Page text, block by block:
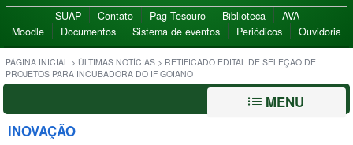
SUAP Contato Pag Tesouro Biblioteca
AVA -
Moodle
Documentos Sistema de eventos Periódicos Ouvidoria
PÁGINA INICIAL > ÚLTIMAS NOTÍCIAS > RETIFICADO EDITAL DE SELEÇÃO DE
PROJETOS PARA INCUBADORA DO IF GOIANO
MENU
INOVAÇÃO